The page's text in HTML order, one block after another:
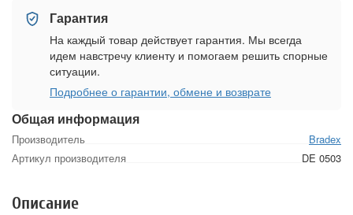
Общая информация
Производитель
Bradex
Артикул производителя
DE 0503
Гарантия
На каждый товар действует гарантия. Мы всегда
идем навстречу клиенту и помогаем решить спорные
ситуации.
Подробнее о гарантии, обмене и возврате
Описание